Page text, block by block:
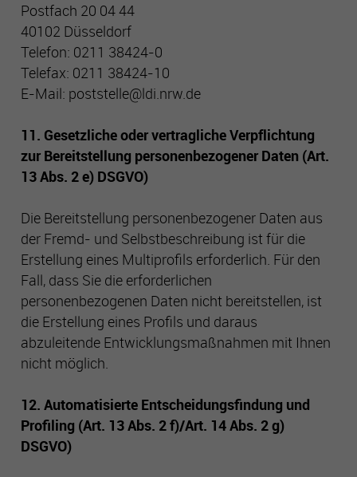
Postfach 20 04 44
40102 Düsseldorf
Telefon: 0211 38424-0
Telefax: 0211 38424-10
E-Mail: poststelle@ldi.nrw.de
11. Gesetzliche oder vertragliche Verpflichtung
zur Bereitstellung personenbezogener Daten (Art.
13 Abs. 2 e) DSGVO)
Die Bereitstellung personenbezogener Daten aus
der Fremd- und Selbstbeschreibung ist für die
Erstellung eines Multiprofils erforderlich. Für den
Fall, dass Sie die erforderlichen
personenbezogenen Daten nicht bereitstellen, ist
die Erstellung eines Profils und daraus
abzuleitende Entwicklungsmaßnahmen mit Ihnen
nicht möglich.
12. Automatisierte Entscheidungsfindung und
Profiling (Art. 13 Abs. 2 f)/Art. 14 Abs. 2 g)
DSGVO)